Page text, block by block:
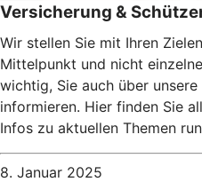
Versicherung &
Wir stellen Sie mit Ihren
Mittelpunkt und nicht
wichtig, Sie auch über
informieren. Hier finden Sie
Infos zu aktuellen Themen
8. Januar 2025